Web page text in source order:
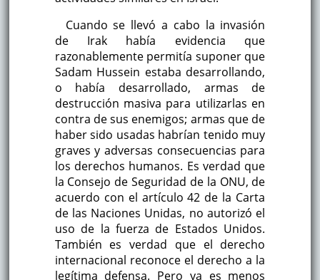
Cuando se llevó a cabo la invasión
de Irak había evidencia que
razonablemente permitía suponer que
Sadam Hussein estaba desarrollando,
o había desarrollado, armas de
destrucción masiva para utilizarlas en
contra de sus enemigos; armas que de
haber sido usadas habrían tenido muy
graves y adversas consecuencias para
los derechos humanos. Es verdad que
la Consejo de Seguridad de la ONU, de
acuerdo con el artículo 42 de la Carta
de las Naciones Unidas, no autorizó el
uso de la fuerza de Estados Unidos.
También es verdad que el derecho
internacional reconoce el derecho a la
legítima defensa. Pero ya es menos